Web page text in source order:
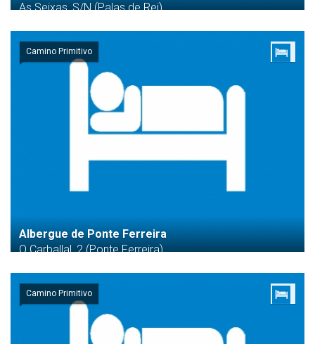
As Seixas, S/N (Palas de Rei)
Camino Primitivo
Albergue de Ponte Ferreira
O Carballal, 2 (Ponte Ferreira)
Camino Primitivo